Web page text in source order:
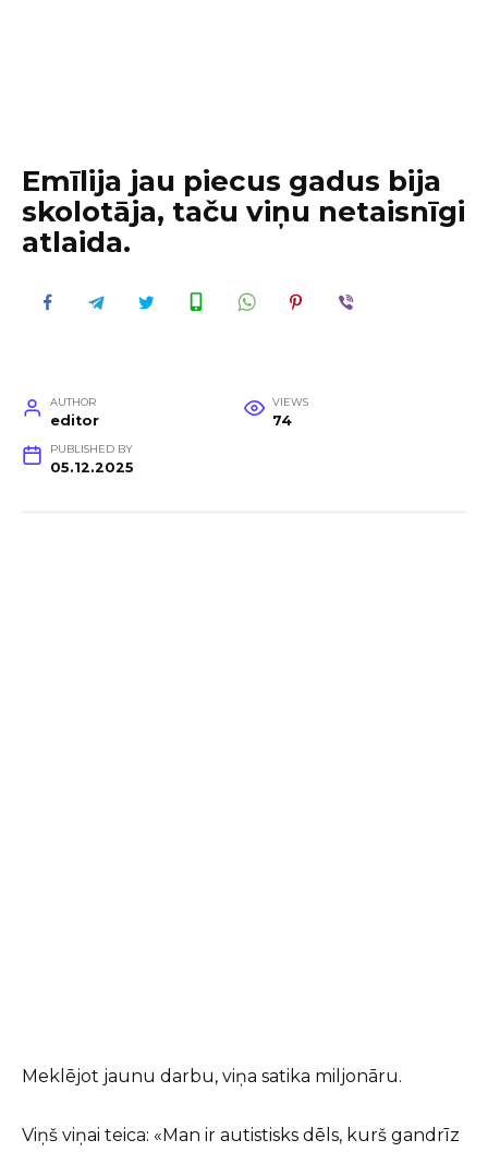
Emīlija jau piecus gadus bija
skolotāja, taču viņu netaisnīgi
atlaida.
AUTHOR
editor
VIEWS
74
PUBLISHED BY
05.12.2025
Meklējot jaunu darbu, viņa satika miljonāru.
Viņš viņai teica: «Man ir autistisks dēls, kurš gandrīz